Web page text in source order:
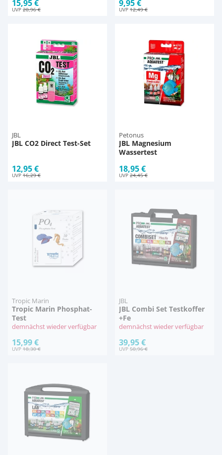
15,95 €
UVP20,96 €
9,95 €
UVP 12,49 €
JBL
JBL CO2 Direct Test-Set
12,95 €
UVP16,29 €
Petonus
JBL Magnesium
Wassertest
18,95 €
UVP24,45 €
Tropic Marin
Tropic Marin Phosphat-
Test
demnächst wieder verfügbar
15,99 €
UVP18,30 €
JBL
JBL Combi Set Testkoffer
+Fe
demnächst wieder verfügbar
39,95 €
UVP50,96 €